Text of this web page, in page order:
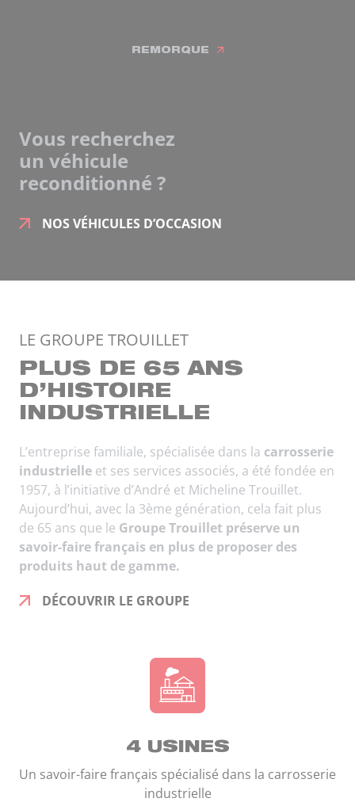
REMORQUE
Vous recherchez
un véhicule
reconditionné ?
NOS VÉHICULES D’OCCASION
PLUS DE 65 ANS
D’HISTOIRE
INDUSTRIELLE
L’entreprise familiale, spécialisée dans la carrosserie
industrielleet ses services associés, a été fondée en
1957, à l’initiative d’André et Micheline Trouillet.
Aujourd’hui, avec la 3ème génération, cela fait plus
de 65 ans que le Groupe Trouillet préserve un
savoir-faire français en plus de proposer des
produits haut de gamme.
DÉCOUVRIR LE GROUPE
4 USINES
Un savoir-faire français spécialisé dans la carrosserie
industrielle